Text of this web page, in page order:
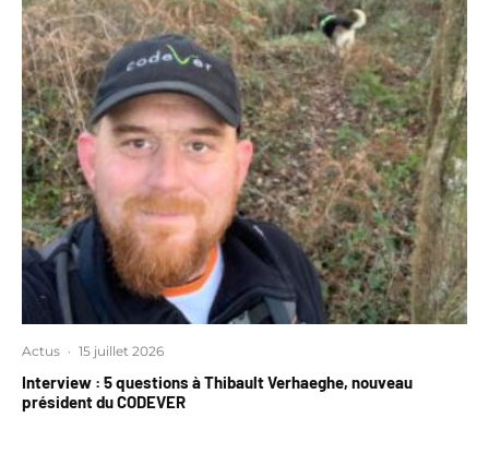
Actus · 15 juillet 2026
Interview : 5 questions à Thibault Verhaeghe, nouveau
président du CODEVER